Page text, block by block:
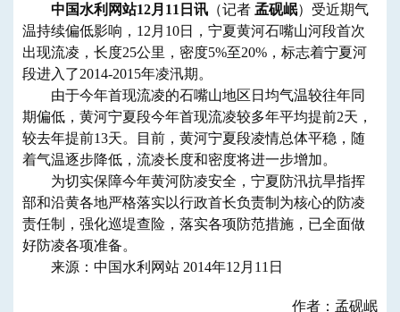
中国水利网站12月11日讯 （记者 孟砚岷）受近期气
温持续偏低影响，12月10日，宁夏黄河石嘴山河段首次
出现流凌，长度25公里，密度5%至20%，标志着宁夏河
段进入了2014-2015年凌汛期。
由于今年首现流凌的石嘴山地区日均气温较往年同
期偏低，黄河宁夏段今年首现流凌较多年平均提前2天，
较去年提前13天。目前，黄河宁夏段凌情总体平稳，随
着气温逐步降低，流凌长度和密度将进一步增加。
为切实保障今年黄河防凌安全，宁夏防汛抗旱指挥
部和沿黄各地严格落实以行政首长负责制为核心的防凌
责任制，强化巡堤查险，落实各项防范措施，已全面做
好防凌各项准备。
来源：中国水利网站 2014年12月11日
作者：孟砚岷